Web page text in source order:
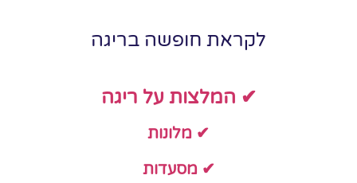
לקראת חופשה בריגה
✔ המלצות על ריגה
✔ מלונות
✔ מסעדות